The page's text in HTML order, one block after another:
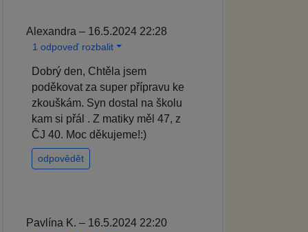
Alexandra – 16.5.2024 22:28
1 odpoveď rozbalit
Dobrý den, Chtěla jsem
poděkovat za super přípravu ke
zkouškám. Syn dostal na školu
kam si přál . Z matiky měl 47, z
ČJ 40. Moc děkujeme!:)
odpovědět
Pavlína K. – 16.5.2024 22:20